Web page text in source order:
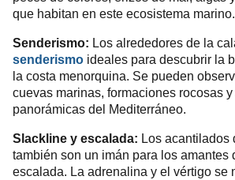
que habitan en este ecosistema marino.
Senderismo: Los alrededores de la
senderismo ideales para descubrir la
la costa menorquina. Se pueden
cuevas marinas, formaciones rocosas
panorámicas del Mediterráneo.
Slackline y escalada: Los acantilados
también son un imán para los amantes
escalada. La adrenalina y el vértigo se